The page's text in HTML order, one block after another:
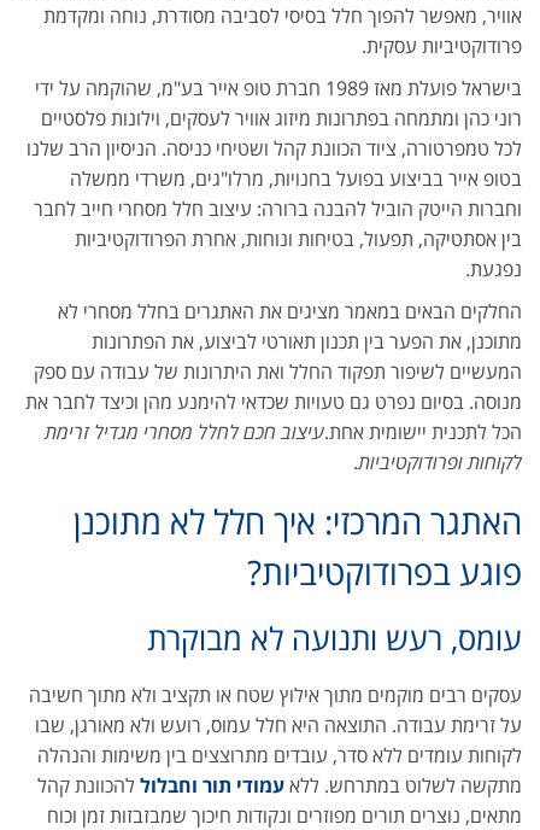
אוויר, מאפשר להפוך חלל בסיסי לסביבה מסודרת, נוחה ומקדמת
פרודוקטיביות עסקית.
בישראל פועלת מאז 1989 חברת טופ אייר בע"מ, שהוקמה על ידי
רוני כהן ומתמחה בפתרונות מיזוג אוויר לעסקים, וילונות פלסטיים
לכל טמפרטורה, ציוד הכוונת קהל ושטיחי כניסה. הניסיון הרב שלנו
בטופ אייר בביצוע בפועל בחנויות, מרלו"גים, משרדי ממשלה
וחברות הייטק הוביל להבנה ברורה: עיצוב חלל מסחרי חייב לחבר
בין אסתטיקה, תפעול, בטיחות ונוחות, אחרת הפרודוקטיביות
נפגעת.
החלקים הבאים במאמר מציגים את האתגרים בחלל מסחרי לא
מתוכנן, את הפער בין תכנון תאורטי לביצוע, את הפתרונות
המעשיים לשיפור תפקוד החלל ואת היתרונות של עבודה עם ספק
מנוסה. בסיום נפרט גם טעויות שכדאי להימנע מהן וכיצד לחבר את
הכל לתכנית יישומית אחת.עיצוב חכם לחלל מסחרי מגדיל זרימת
לקוחות ופרודוקטיביות.
האתגר המרכזי: איך חלל לא מתוכנן
פוגע בפרודוקטיביות?
עומס, רעש ותנועה לא מבוקרת
עסקים רבים מוקמים מתוך אילוץ שטח או תקציב ולא מתוך חשיבה
על זרימת עבודה. התוצאה היא חלל עמוס, רועש ולא מאורגן, שבו
לקוחות עומדים ללא סדר, עובדים מתרוצצים בין משימות והנהלה
מתקשה לשלוט במתרחש. ללאעמודי תור וחבלוללהכוונת קהל
מתאים, נוצרים תורים מפוזרים ונקודות חיכוך שמבזבזות זמן וכוח